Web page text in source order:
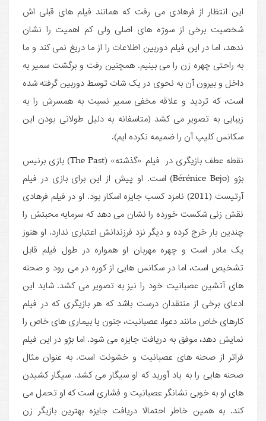
این انتظار از فرهادی می رفت که همانند فیلم های قبلی اش
شخصیت برخی از سوژه های اصلی ولی کم اهمیت را نشان
ندهد، اما در این فیلم دوربین اطلاعات را از ما دریغ نمی کند و ما
به راحتی چهره زن را می بینیم. همچنین رفت و برگشت سمیر به
داخل و بیرون آن به نحوی در یک شات توسط دوربین گرفته شده
است، که تردید و علاقه مخفی سمیر نسبت به همسرش را به
زیبایی به تصویر می کشد (متاسفانه به دلیل طولانی بودن این
سکانس کلیپ آن را ضمیمه نکرده ایم).
نقطه عطف بازیگری در فیلم «گذشته» (The Past) بازی برنیس
بژو (Bérénice Bejo) است. او پیش از این برای بازی در فیلم
آرتیست (2011) نامزد کسب جایزه اسکار بود. او در فیلم فرهادی
نقش زنی شکست خورده را نشان می دهد که سرمایه محبتش را
چندین بار خرج کرده و دیگر نزد فرزندانش اعتباری ندارد. او هنوز
یک مادر است و چهره مهربان او همواره در طول فیلم قابل
تشخیص است، اما در سکانس هایی از کوره در می رود و صحنه
های آتشین عصبانیت خود را نیز به تصویر می کشد. شاید این
ادعای برخی از منتقدان درست باشد که هر بازیگری که در فیلم
کارهای خاص مانند دعوا، عصبانیت، جنون یا بیماری های خاص را
نمایش دهد، موفق به دریافت جایزه می شود. اما بژو در این فیلم
فراتر از صحنه های عصبانیت و خشونت است. به عنوان مثال
صحنه هایی را به یاد آورید که او سیگار می کشد. سیگار کشیدن
های او به خوبی نشانگر عصبانیت و فشاری است که او تحمل می
کند. به همین خاطر احتمالا دریافت جایزه بهترین بازیگر زن